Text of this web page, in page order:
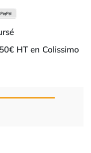
HT en Colissimo